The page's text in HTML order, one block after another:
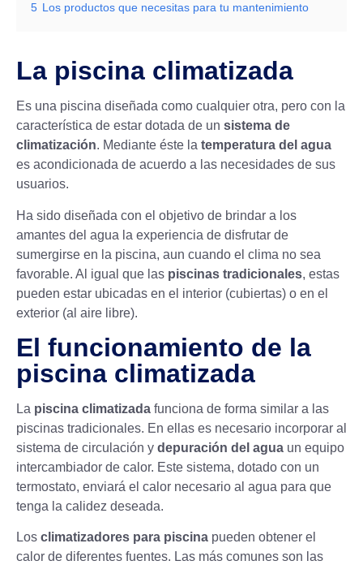
5 Los productos que necesitas para tu mantenimiento
La piscina climatizada
Es una piscina diseñada como cualquier otra, pero con la
característica de estar dotada de un sistema de
climatización. Mediante éste la temperatura del agua
es acondicionada de acuerdo a las necesidades de sus
usuarios.
Ha sido diseñada con el objetivo de brindar a los
amantes del agua la experiencia de disfrutar de
sumergirse en la piscina, aun cuando el clima no sea
favorable. Al igual que las piscinas tradicionales, estas
pueden estar ubicadas en el interior (cubiertas) o en el
exterior (al aire libre).
El funcionamiento de la
piscina climatizada
La piscina climatizada funciona de forma similar a las
piscinas tradicionales. En ellas es necesario incorporar al
sistema de circulación y depuración del agua un equipo
intercambiador de calor. Este sistema, dotado con un
termostato, enviará el calor necesario al agua para que
tenga la calidez deseada.
Los climatizadores para piscina pueden obtener el
calor de diferentes fuentes. Las más comunes son las